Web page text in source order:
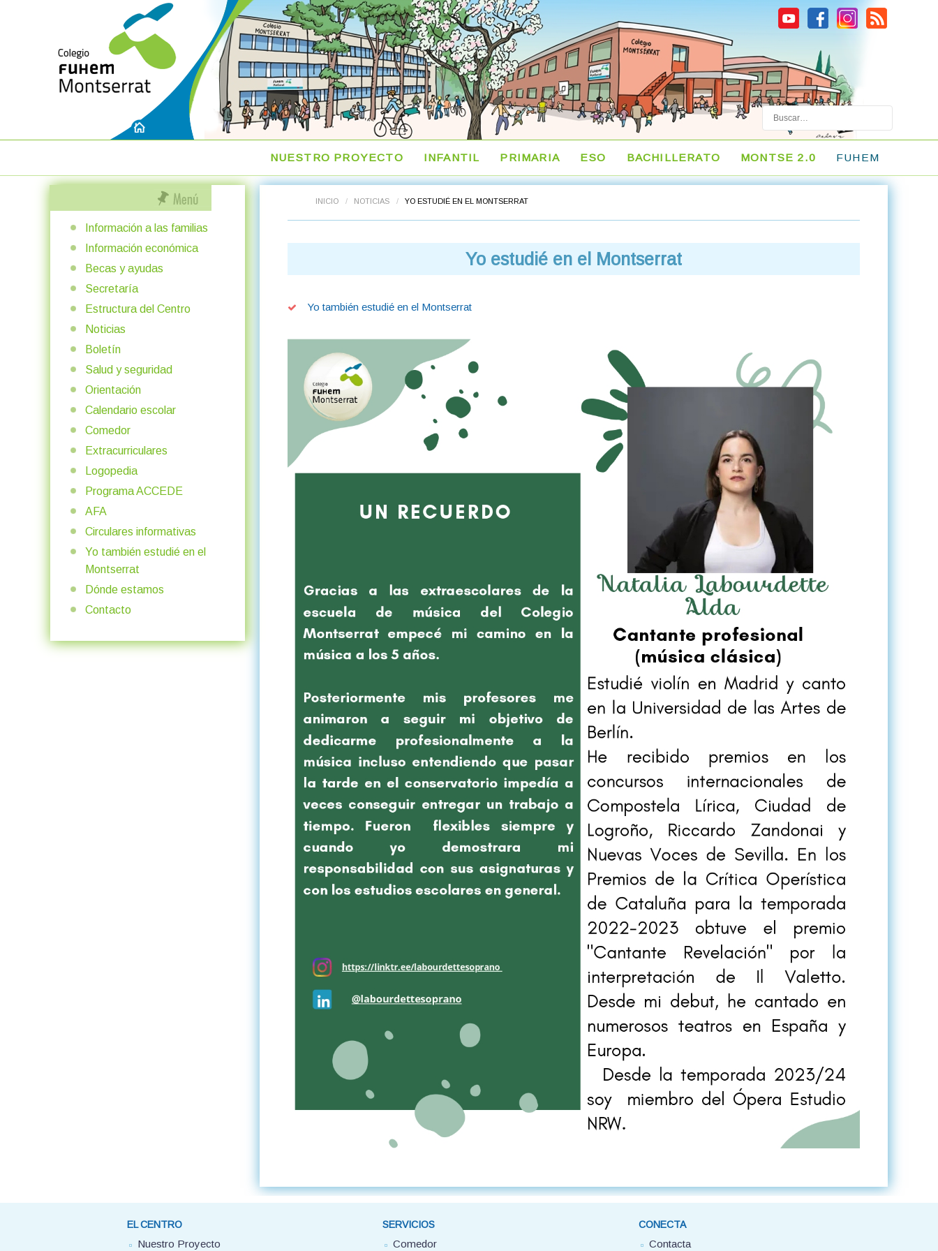
Buscar
NUESTRO PROYECTO INFANTIL PRIMARIA ESO BACHILLERATO MONTSE 2.0 FUHEM
INICIO / NOTICIAS / YO ESTUDIÉ EN EL MONTSERRAT
Yo estudié en el Montserrat
Yo también estudié en el Montserrat
Información a las familias
Información económica
Becas y ayudas
Secretaría
Estructura del Centro
Noticias
Boletín
Salud y seguridad
Orientación
Calendario escolar
Comedor
Extracurriculares
Logopedia
Programa ACCEDE
AFA
Circulares informativas
Yo también estudié en el
Montserrat
Dónde estamos
Contacto
EL CENTRO
Nuestro Proyecto
SERVICIOS
Comedor
CONECTA
Contacta